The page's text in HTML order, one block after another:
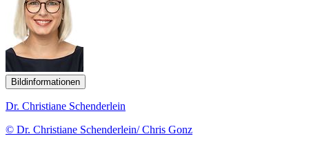
Bildinformationen
Dr. Christiane Schenderlein
© Dr. Christiane Schenderlein/ Chris Gonz